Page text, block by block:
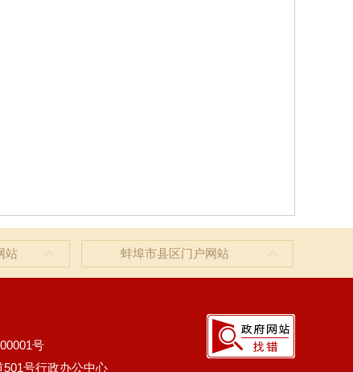
站 蚌埠市县区门户网站
号
号行政办公中心